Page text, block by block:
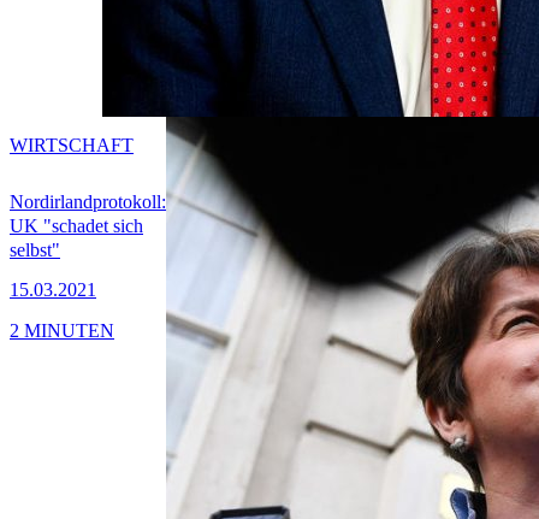
Nordirlandprotokoll:
UK "schadet sich
selbst"
15.03.2021
WIRTSCHAFT
2 MINUTEN